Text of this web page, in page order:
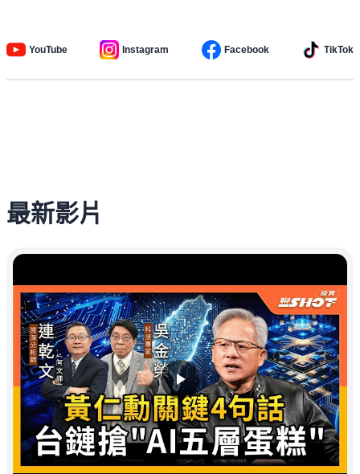
YouTube Instagram Facebook TikTok
最新影片